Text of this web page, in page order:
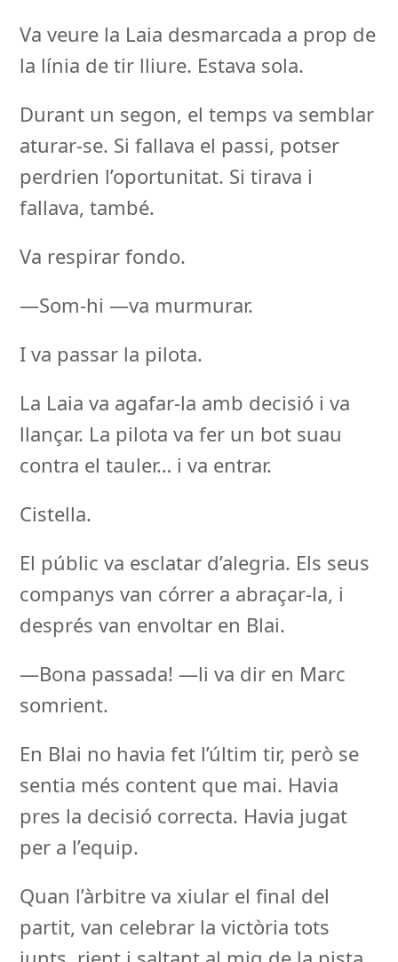
Va veure la Laia desmarcada a prop de
la línia de tir lliure. Estava sola.
Durant un segon, el temps va semblar
aturar-se. Si fallava el passi, potser
perdrien l’oportunitat. Si tirava i
fallava, també.
Va respirar fondo.
—Som-hi —va murmurar.
I va passar la pilota.
La Laia va agafar-la amb decisió i va
llançar. La pilota va fer un bot suau
contra el tauler… i va entrar.
Cistella.
El públic va esclatar d’alegria. Els seus
companys van córrer a abraçar-la, i
després van envoltar en Blai.
—Bona passada! —li va dir en Marc
somrient.
En Blai no havia fet l’últim tir, però se
sentia més content que mai. Havia
pres la decisió correcta. Havia jugat
per a l’equip.
Quan l’àrbitre va xiular el final del
partit, van celebrar la victòria tots